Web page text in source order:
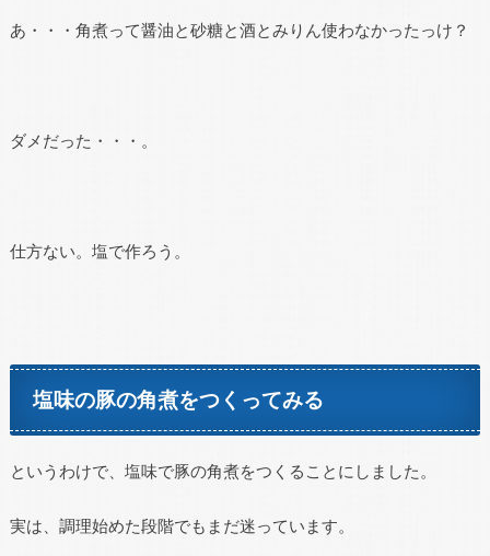
あ・・・角煮って醤油と砂糖と酒とみりん使わなかったっけ？
ダメだった・・・。
仕方ない。塩で作ろう。
塩味の豚の角煮をつくってみる
というわけで、塩味で豚の角煮をつくることにしました。
実は、調理始めた段階でもまだ迷っています。